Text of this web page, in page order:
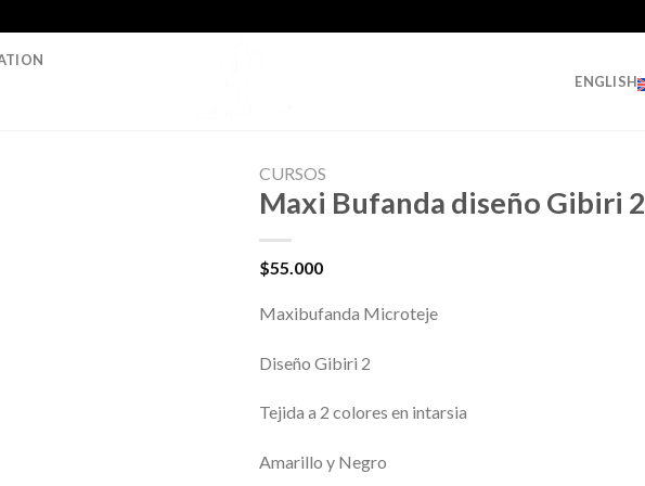
ENGLISH
CURSOS
Maxi Bufanda diseño Gibiri 2
$55.000
Maxibufanda Microteje
Diseño Gibiri 2
Tejida a 2 colores en intarsia
Amarillo y Negro